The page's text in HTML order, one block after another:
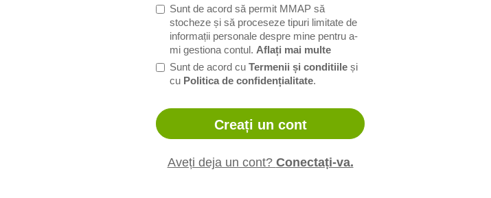
Sunt de acord să permit MMAP să
stocheze și să proceseze tipuri limitate de
informații personale despre mine pentru a-
mi gestiona contul. Aflați mai multe
Sunt de acord cu Termenii și conditiile și
cu Politica de confidențialitate.
Aveți deja un cont? Conectați-va.